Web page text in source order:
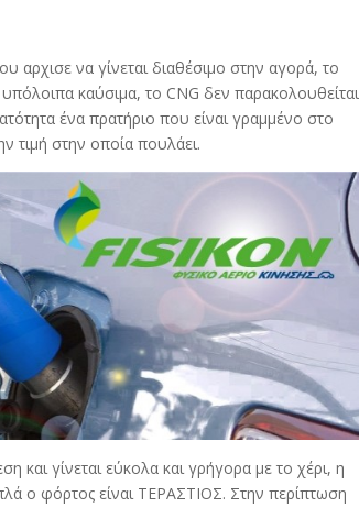
αρχισε να γίνεται διαθέσιμο στην αγορά, το
καύσιμα, το CNG δεν παρακολουθείται
ένα πρατήριο που είναι γραμμένο στο
τιμή στην οποία πουλάει.
γίνεται εύκολα και γρήγορα με το χέρι, η
ο φόρτος είναι ΤΕΡΑΣΤΙΟΣ. Στην περίπτωση